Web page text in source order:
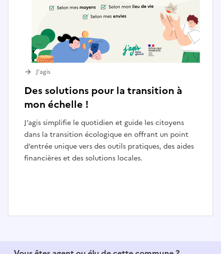
Des solutions pour la transition à
mon échelle !
J’agis simplifie le quotidien et guide les citoyens
dans la transition écologique en offrant un point
d’entrée unique vers des outils pratiques, des aides
financières et des solutions locales.
J’agis